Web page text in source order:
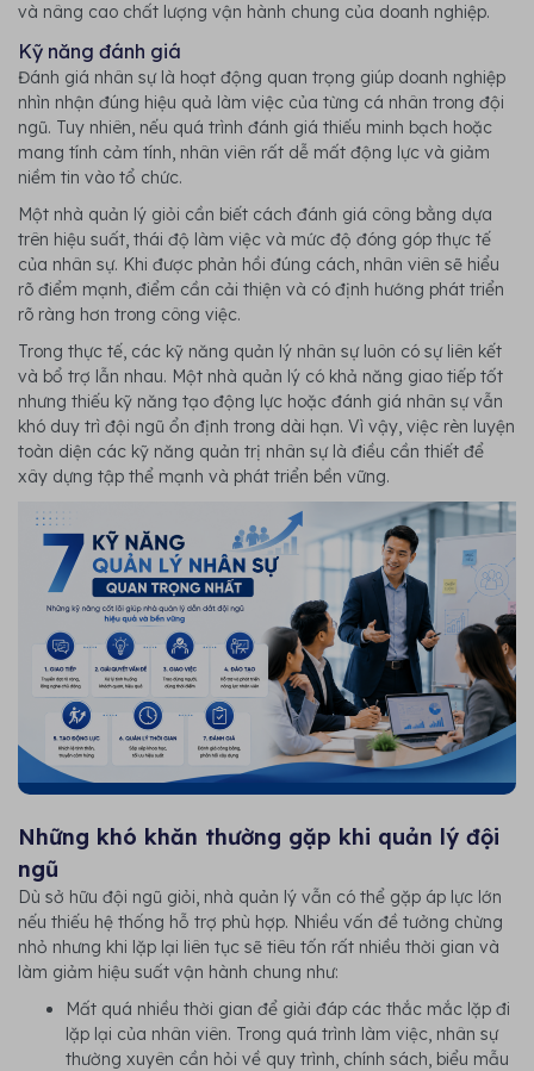
và nâng cao chất lượng vận hành chung của doanh nghiệp.
Kỹ năng đánh giá
Đánh giá nhân sự là hoạt động quan trọng giúp doanh nghiệp
nhìn nhận đúng hiệu quả làm việc của từng cá nhân trong đội
ngũ. Tuy nhiên, nếu quá trình đánh giá thiếu minh bạch hoặc
mang tính cảm tính, nhân viên rất dễ mất động lực và giảm
niềm tin vào tổ chức.
Một nhà quản lý giỏi cần biết cách đánh giá công bằng dựa
trên hiệu suất, thái độ làm việc và mức độ đóng góp thực tế
của nhân sự. Khi được phản hồi đúng cách, nhân viên sẽ hiểu
rõ điểm mạnh, điểm cần cải thiện và có định hướng phát triển
rõ ràng hơn trong công việc.
Trong thực tế, các kỹ năng quản lý nhân sự luôn có sự liên kết
và bổ trợ lẫn nhau. Một nhà quản lý có khả năng giao tiếp tốt
nhưng thiếu kỹ năng tạo động lực hoặc đánh giá nhân sự vẫn
khó duy trì đội ngũ ổn định trong dài hạn. Vì vậy, việc rèn luyện
toàn diện các kỹ năng quản trị nhân sự là điều cần thiết để
xây dựng tập thể mạnh và phát triển bền vững.
Những khó khăn thường gặp khi quản lý đội
ngũ
Dù sở hữu đội ngũ giỏi, nhà quản lý vẫn có thể gặp áp lực lớn
nếu thiếu hệ thống hỗ trợ phù hợp. Nhiều vấn đề tưởng chừng
nhỏ nhưng khi lặp lại liên tục sẽ tiêu tốn rất nhiều thời gian và
làm giảm hiệu suất vận hành chung như:
Mất quá nhiều thời gian để giải đáp các thắc mắc lặp đi
lặp lại của nhân viên. Trong quá trình làm việc, nhân sự
thường xuyên cần hỏi về quy trình, chính sách, biểu mẫu